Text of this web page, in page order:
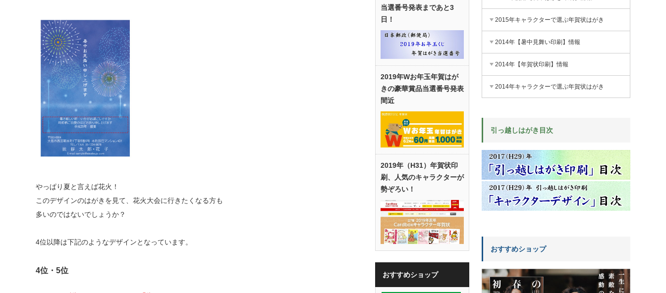
やっぱり夏と言えば花火！
このデザインのはがきを見て、花火大会に行きたくなる方も
多いのではないでしょうか？
4位以降は下記のようなデザインとなっています。
4位・5位
当選番号発表まであと3
日！
2019年Wお年玉年賀はが
きの豪華賞品当選番号発表
間近
2019年（H31）年賀状印
刷、人気のキャラクターが
勢ぞろい！
おすすめショップ
2015年キャラクターで選ぶ年賀状はがき
2014年【暑中見舞い印刷】情報
2014年【年賀状印刷】情報
2014年キャラクターで選ぶ年賀状はがき
引っ越しはがき目次
おすすめショップ